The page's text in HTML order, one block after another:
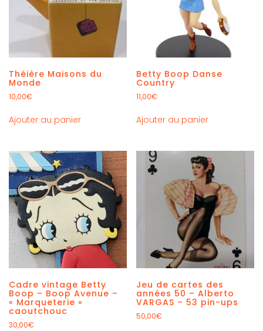
Théière Maisons du
Monde
10,00€
Ajouter au panier
Betty Boop Danse
Country
11,00€
Ajouter au panier
Cadre vintage Betty
Boop – Boop Avenue –
« Marqueterie »
caoutchouc
30,00€
Jeu de cartes des
années 50 – Alberto
VARGAS – 53 pin-ups
50,00€